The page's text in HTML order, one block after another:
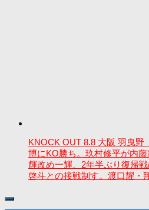
KNOCK OUT 8.8 大阪 羽曳野
博にKO勝ち。玖村修平が内
輝改め一輝、2年半ぶり復帰
啓斗との接戦制す。渡口耀・